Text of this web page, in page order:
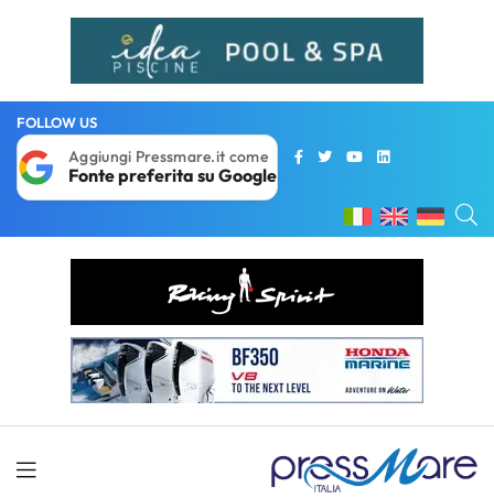
FOLLOW US
Aggiungi Pressmare.it come
Fonte preferita su Google